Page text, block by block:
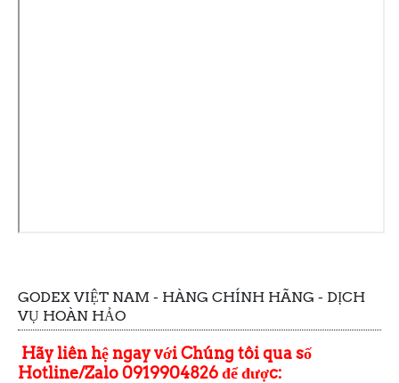
GODEX VIỆT NAM - HÀNG CHÍNH HÃNG - DỊCH
VỤ HOÀN HẢO
Hãy liên hệ ngay với Chúng tôi qua số
Hotline/Zalo 0919904826 để được: